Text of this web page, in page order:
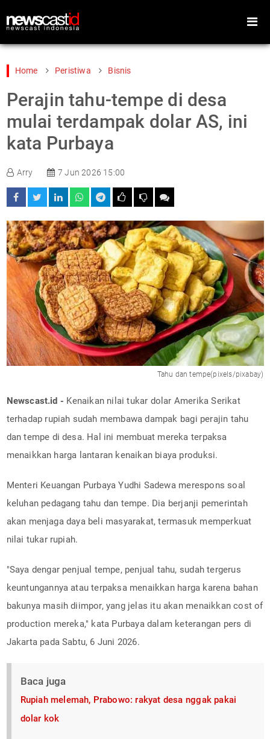
Home
Peristiwa
Video
Foto
Home Peristiwa Bisnis
Perajin tahu-tempe di desa
mulai terdampak dolar AS, ini
kata Purbaya
Arry 7 Jun 2026 15:00
Tahu dan tempe(pixels/pixabay)
Newscast.id - Kenaikan nilai tukar dolar Amerika Serikat
terhadap rupiah sudah membawa dampak bagi perajin tahu
dan tempe di desa. Hal ini membuat mereka terpaksa
menaikkan harga lantaran kenaikan biaya produksi.
Menteri Keuangan Purbaya Yudhi Sadewa merespons soal
keluhan pedagang tahu dan tempe. Dia berjanji pemerintah
akan menjaga daya beli masyarakat, termasuk memperkuat
nilai tukar rupiah.
"Saya dengar penjual tempe, penjual tahu, sudah tergerus
keuntungannya atau terpaksa menaikkan harga karena bahan
bakunya masih diimpor, yang jelas itu akan menaikkan cost of
production mereka," kata Purbaya dalam keterangan pers di
Jakarta pada Sabtu, 6 Juni 2026.
Baca juga
Rupiah melemah, Prabowo: rakyat desa nggak pakai
dolar kok